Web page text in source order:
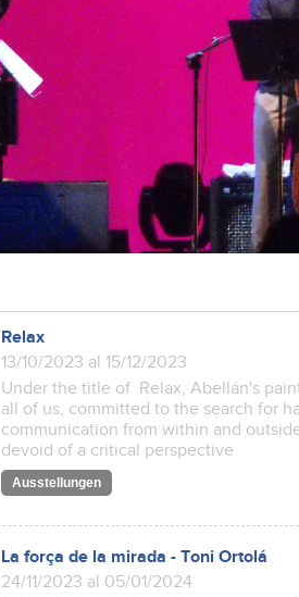
Relax
13/10/2023 al 15/12/2023
Under the title of Relax, Abellán's
all of us, committed to the search for
communication from within and
devoid of a critical perspective
Ausstellungen
La força de la mirada - Toni Ortolá
24/11/2023 al 05/01/2024